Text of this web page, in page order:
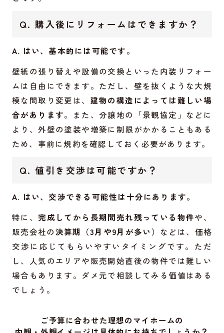
Q. 購入後にリフォームはできますか？
A. はい、基本的には可能です。
壁紙の張り替えや設備の交換といった内装リフォー
ムは自由にできます。ただし、壁を抜くような大規
模な間取り変更は、 建物の構造によっては難しい場
合があります。また、分譲地の「景観協定」などに
より、外壁の塗装や増築に制限がかかることもある
ため、事前に規約を確認しておく必要があります。
Q. 値引き交渉は可能ですか？
A. はい、交渉できる可能性は十分にあります。
特に、 完成してから長期間売れ残っている物件や、
販売会社の決算期（3月や9月が多い） などは、価格
交渉に応じてもらいやすいタイミングです。ただ
し、人気のエリアや販売開始直後の物件では難しい
場合もあります。ダメ元で相談してみる価値はある
でしょう。
ご予算に合わせた理想のマイホームの